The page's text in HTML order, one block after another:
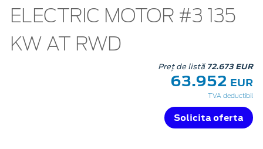
ELECTRIC MOTOR #3 135
KW AT RWD
Preț de listă 72.673 EUR
63.952 EUR
TVA deductibil
Solicita oferta